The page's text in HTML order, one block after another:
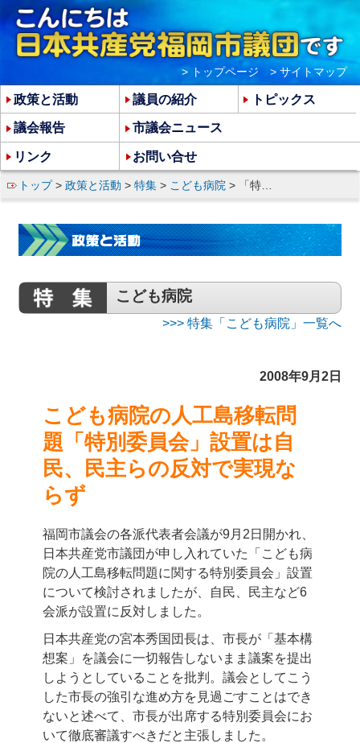
トップ> 政策と活動 > 特集 > こども病院 > 「特別委員会」設置は自民、民主らの反対で実現ならず
こども病院
>>> 特集「こども病院」一覧へ
2008年9月2日
こども病院の人工島移転問
題 「特別委員会」設置は自
民、民主らの反対で実現な
らず
福岡市議会の各派代表者会議が9月2日開かれ、
日本共産党市議団が申し入れていた「こども病
院の人工島移転問題に関する特別委員会」設置
について検討されましたが、自民、民主など6
会派が設置に反対しました。
日本共産党の宮本秀国団長は、市長が「基本構
想案」を議会に一切報告しないまま議案を提出
しようとしていることを批判。議会としてこう
した市長の強引な進め方を見過ごすことはでき
ないと述べて、市長が出席する特別委員会にお
いて徹底審議すべきだと主張しました。
政策と活動 議員の紹介 トピックス
議会報告 市議会ニュース
リンク お問い合せ
> トップページ > サイトマップ